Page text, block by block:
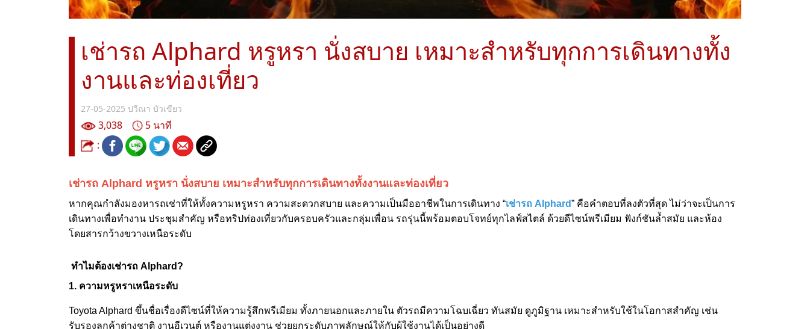
เช่ารถ Alphard หรูหรา นั่งสบาย เหมาะสำหรับทุกการเดินทางทั้ง
งานและท่องเที่ยว
27-05-2025 ปวีณา บัวเขียว
3,038
5 นาที
:
เช่ารถ Alphard หรูหรา นั่งสบาย เหมาะสำหรับทุกการเดินทางทั้งงานและท่องเที่ยว
หากคุณกำลังมองหารถเช่าที่ให้ทั้งความหรูหรา ความสะดวกสบาย และความเป็นมืออาชีพในการเดินทาง “เช่ารถ Alphard” คือคำตอบที่ลงตัวที่สุด ไม่ว่าจะเป็นการ
เดินทางเพื่อทำงาน ประชุมสำคัญ หรือทริปท่องเที่ยวกับครอบครัวและกลุ่มเพื่อน รถรุ่นนี้พร้อมตอบโจทย์ทุกไลฟ์สไตล์ ด้วยดีไซน์พรีเมียม ฟังก์ชันล้ำสมัย และห้อง
โดยสารกว้างขวางเหนือระดับ
ทำไมต้องเช่ารถ Alphard?
1. ความหรูหราเหนือระดับ
Toyota Alphard ขึ้นชื่อเรื่องดีไซน์ที่ให้ความรู้สึกพรีเมียม ทั้งภายนอกและภายใน ตัวรถมีความโฉบเฉี่ยว ทันสมัย ดูภูมิฐาน เหมาะสำหรับใช้ในโอกาสสำคัญ เช่น
รับรองลูกค้าต่างชาติ งานอีเวนต์ หรืองานแต่งงาน ช่วยยกระดับภาพลักษณ์ให้กับผู้ใช้งานได้เป็นอย่างดี